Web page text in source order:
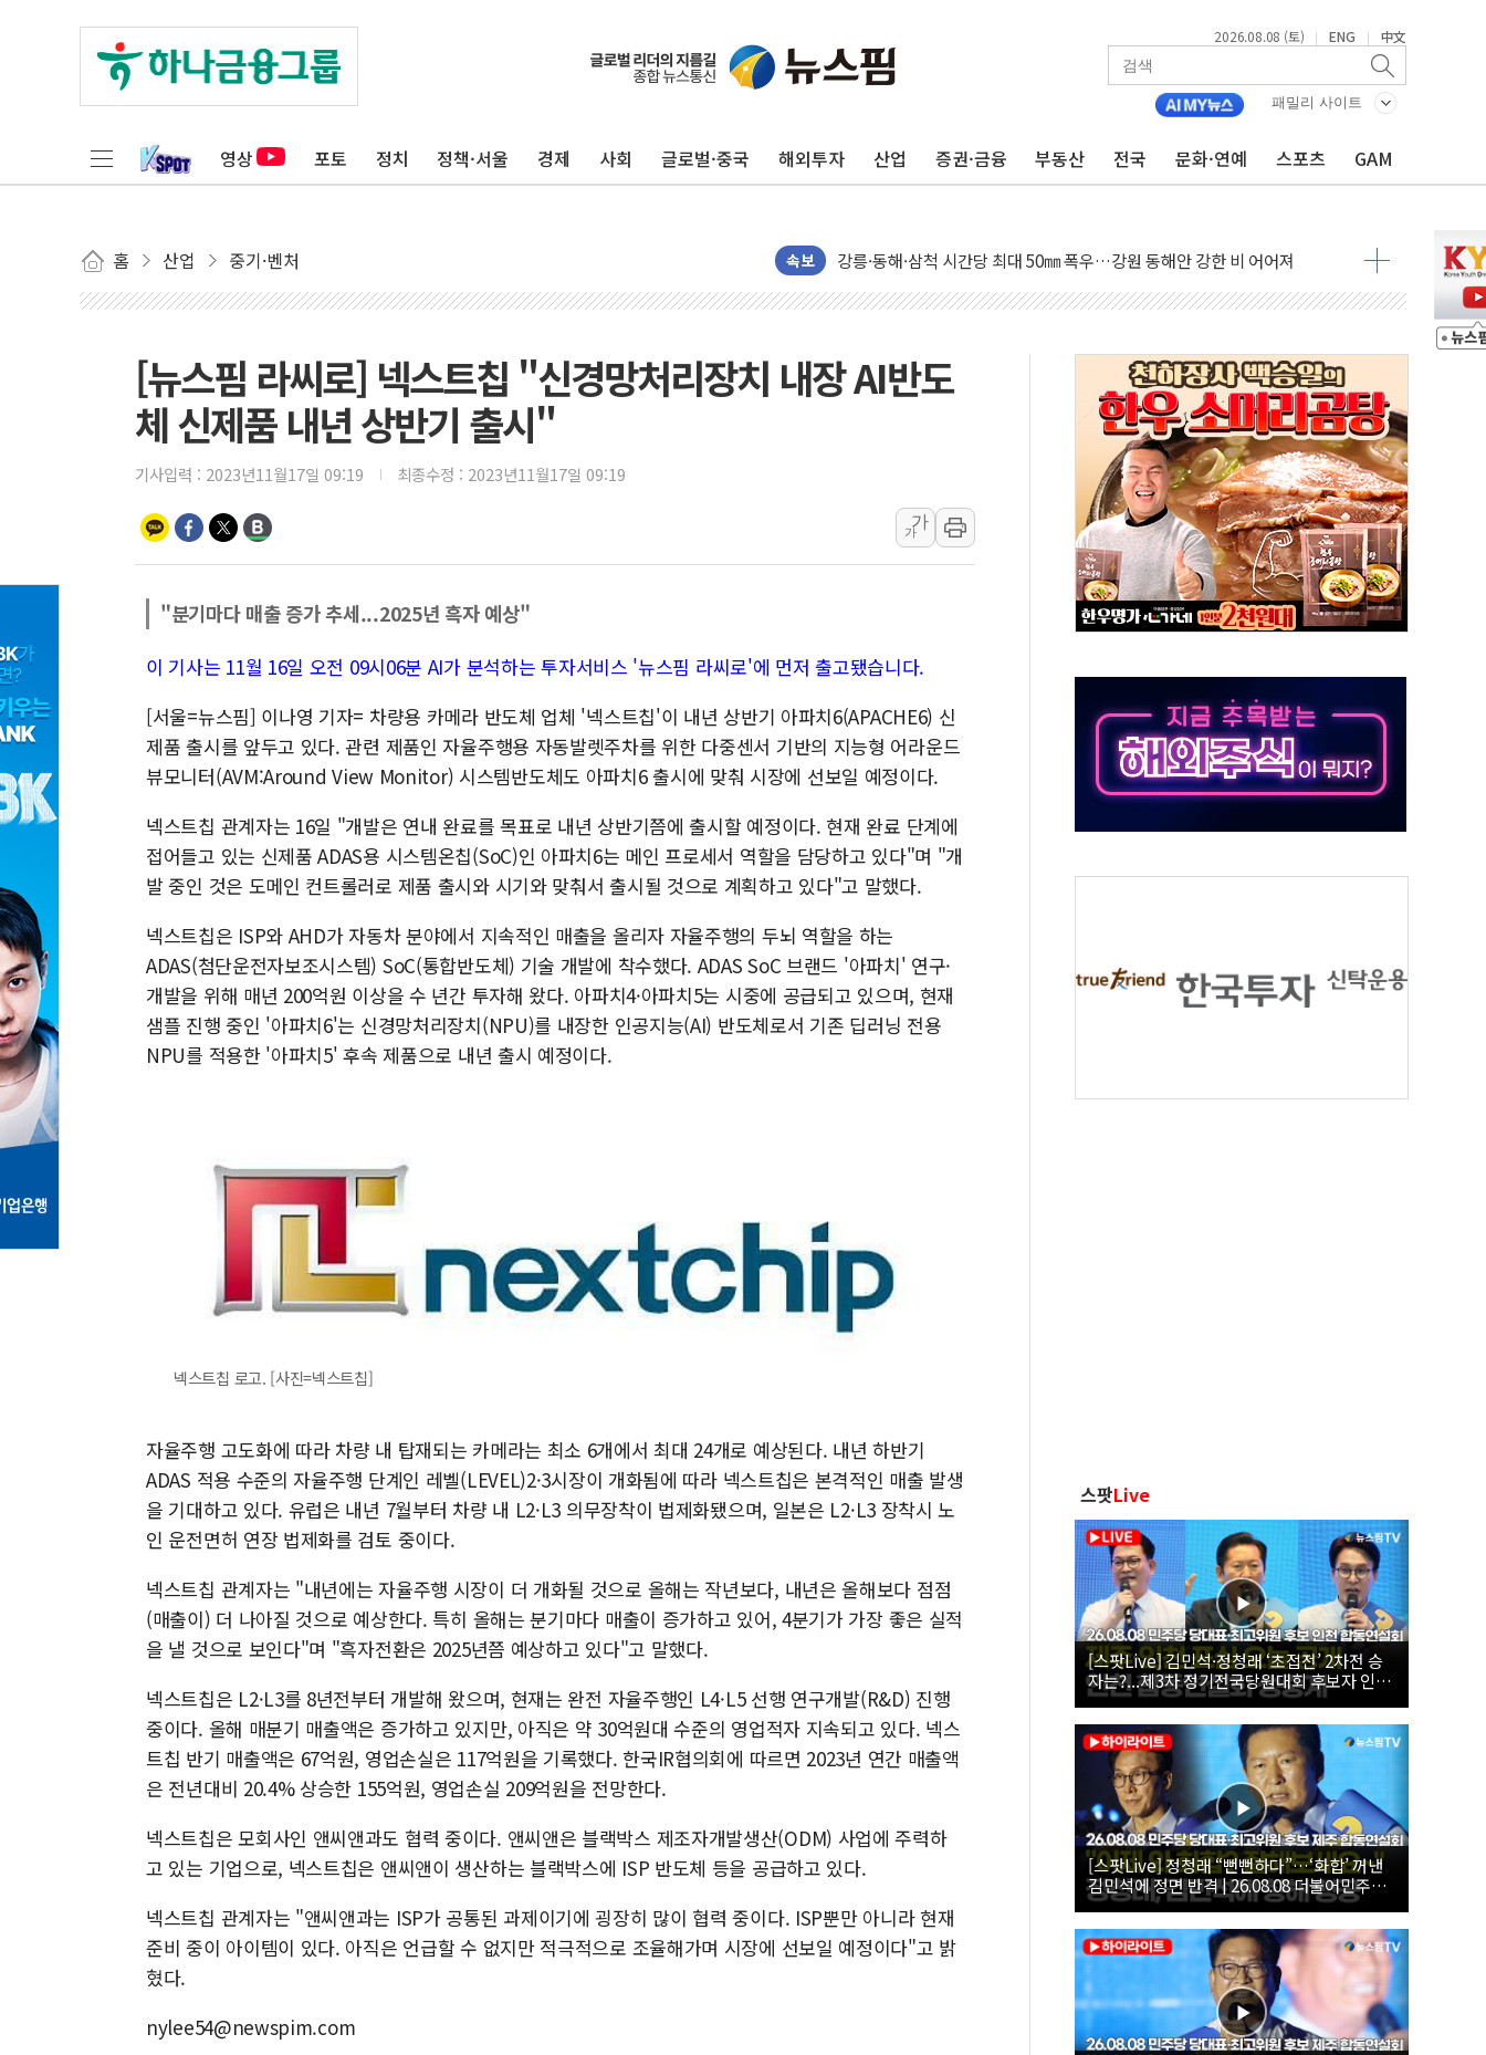
2026.08.08 (토) | ENG | 中文
패밀리 사이트
영상 포토 정치 정책·서울 경제 사회 글로벌·중국 해외투자 산업 증권·금융 부동산 전국 문화·연예 스포츠 GAM
홈 산업 중기·벤처 속보
이번주 국내 주요 금융일정(8.10~8.14)
美, 이란전 출구전략 만지작…공습 한계·탄약 부족 현실화
폐기물 수거하다 참변…60대 환경미화원 수거차에 치여 사망
서울 중랑구 주택가서 흉기 난동…60대 남성 2명 숨져
여수 오동도 인근 해상서 모터보트 전복…1명 사망·1명 실종
추미애, '위안부' 피해자 기림의 날 참석..."국제적 시민 연대로 목소리 내야"
인천 선재도 갯벌서 해루질 중 실종 60대 나흘만에 숨진 채 발견
인천서 말다툼 중 어머니 흉기 살해 10대 아들 체포
'화합' 꺼낸 김민석에 '뻔뻔' 받아친 정청래…제주 연설서 신경전 고조
李대통령, ISA 개편 재검토 지시…與 "적극 환영"·野 "졸속 국정"
동해중부 전 해상 풍랑주의보…10일까지 최대 3.5m 높은 물결
연일 폭염에 온열질환 사망 23명…정부, 비상대응기구 가동
中 전방위 아파트 부양, 수도 베이징도 부동산 규제 철폐
인제 용대리 계곡서 수위 상승으로 피서객 7명 고립…전원 구조
강원 중·남부 동해안 시간당 50mm 이상 폭우…호우경보 발효
청양 밭에서 일하던 90대 숨져…온열질환 여부 조사
폭염에 車 운전면허 기능시험 오전 집중 편성…체감온도 38도 넘으면 중단
[뉴스핌 라씨로] 넥스트칩 "신경망처리장치 내장 AI반도
체 신제품 내년 상반기 출시"
기사입력 : 2023년11월17일 09:19 최종수정 : 2023년11월17일 09:19
가
가
"분기마다 매출 증가 추세...2025년 흑자 예상"
이 기사는 11월 16일 오전 09시06분 AI가 분석하는 투자서비스 '뉴스핌 라씨로'에 먼저 출고됐습니다.
[서울=뉴스핌] 이나영 기자= 차량용 카메라 반도체 업체 '넥스트칩'이 내년 상반기 아파치6(APACHE6) 신
제품 출시를 앞두고 있다. 관련 제품인 자율주행용 자동발렛주차를 위한 다중센서 기반의 지능형 어라운드
뷰모니터(AVM:Around View Monitor) 시스템반도체도 아파치6 출시에 맞춰 시장에 선보일 예정이다.
넥스트칩 관계자는 16일 "개발은 연내 완료를 목표로 내년 상반기쯤에 출시할 예정이다. 현재 완료 단계에
접어들고 있는 신제품 ADAS용 시스템온칩(SoC)인 아파치6는 메인 프로세서 역할을 담당하고 있다"며 "개
발 중인 것은 도메인 컨트롤러로 제품 출시와 시기와 맞춰서 출시될 것으로 계획하고 있다"고 말했다.
넥스트칩은 ISP와 AHD가 자동차 분야에서 지속적인 매출을 올리자 자율주행의 두뇌 역할을 하는
ADAS(첨단운전자보조시스템) SoC(통합반도체) 기술 개발에 착수했다. ADAS SoC 브랜드 '아파치' 연구·
개발을 위해 매년 200억원 이상을 수 년간 투자해 왔다. 아파치4·아파치5는 시중에 공급되고 있으며, 현재
샘플 진행 중인 '아파치6'는 신경망처리장치(NPU)를 내장한 인공지능(AI) 반도체로서 기존 딥러닝 전용
NPU를 적용한 '아파치5' 후속 제품으로 내년 출시 예정이다.
넥스트칩 로고. [사진=넥스트칩]
자율주행 고도화에 따라 차량 내 탑재되는 카메라는 최소 6개에서 최대 24개로 예상된다. 내년 하반기
ADAS 적용 수준의 자율주행 단계인 레벨(LEVEL)2·3시장이 개화됨에 따라 넥스트칩은 본격적인 매출 발생
을 기대하고 있다. 유럽은 내년 7월부터 차량 내 L2·L3 의무장착이 법제화됐으며, 일본은 L2·L3 장착시 노
인 운전면허 연장 법제화를 검토 중이다.
넥스트칩 관계자는 "내년에는 자율주행 시장이 더 개화될 것으로 올해는 작년보다, 내년은 올해보다 점점
(매출이) 더 나아질 것으로 예상한다. 특히 올해는 분기마다 매출이 증가하고 있어, 4분기가 가장 좋은 실적
을 낼 것으로 보인다"며 "흑자전환은 2025년쯤 예상하고 있다"고 말했다.
넥스트칩은 L2·L3를 8년전부터 개발해 왔으며, 현재는 완전 자율주행인 L4·L5 선행 연구개발(R&D) 진행
중이다. 올해 매분기 매출액은 증가하고 있지만, 아직은 약 30억원대 수준의 영업적자 지속되고 있다. 넥스
트칩 반기 매출액은 67억원, 영업손실은 117억원을 기록했다. 한국IR협의회에 따르면 2023년 연간 매출액
은 전년대비 20.4% 상승한 155억원, 영업손실 209억원을 전망한다.
넥스트칩은 모회사인 앤씨앤과도 협력 중이다. 앤씨앤은 블랙박스 제조자개발생산(ODM) 사업에 주력하
고 있는 기업으로, 넥스트칩은 앤씨앤이 생산하는 블랙박스에 ISP 반도체 등을 공급하고 있다.
넥스트칩 관계자는 "앤씨앤과는 ISP가 공통된 과제이기에 굉장히 많이 협력 중이다. ISP뿐만 아니라 현재
준비 중이 아이템이 있다. 아직은 언급할 수 없지만 적극적으로 조율해가며 시장에 선보일 예정이다"고 밝
혔다.
nylee54@newspim.com
스팟Live
[스팟Live] 김민석·정청래 ‘초접전’ 2차전 승
자는?...제3차 정기전국당원대회 후보자 인천
합동연설회 생중계 | 26.08.08
[스팟Live] 정청래 “뻔뻔하다”…‘화합’ 꺼낸
김민석에 정면 반격 | 26.08.08 더불어민주당
당대표·최고위원 후보 제주 합동연설회